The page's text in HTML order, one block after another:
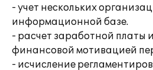
- учет нескольких
информационной базе.
- расчет заработной платы
финансовой мотивацией
- исчисление